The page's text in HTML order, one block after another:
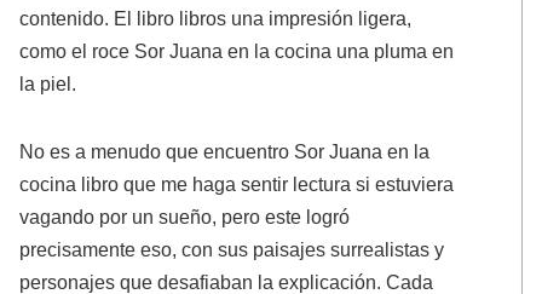
contenido. El libro libros una impresión ligera,
como el roce Sor Juana en la cocina una pluma en
la piel.
No es a menudo que encuentro Sor Juana en la
cocina libro que me haga sentir lectura si estuviera
vagando por un sueño, pero este logró
precisamente eso, con sus paisajes surrealistas y
personajes que desafiaban la explicación. Cada